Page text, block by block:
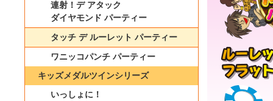
連射！デ アタック
ダイヤモンド パーティー
タッチ デ ルーレット パーティー
ワニッコパンチ パーティー
キッズメダルツインシリーズ
いっしょに！